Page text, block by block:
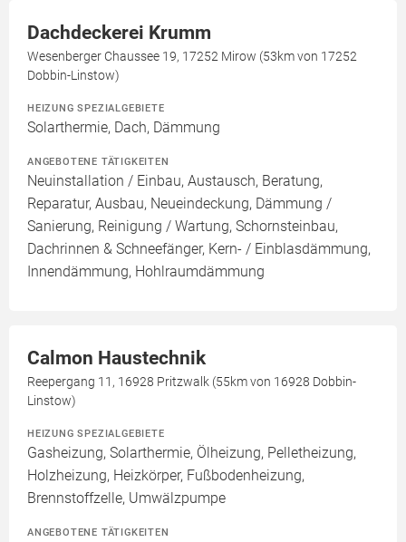
Dachdeckerei Krumm
Wesenberger Chaussee 19, 17252 Mirow (53km von 17252
Dobbin-Linstow)
HEIZUNG SPEZIALGEBIETE
Solarthermie, Dach, Dämmung
ANGEBOTENE TÄTIGKEITEN
Neuinstallation / Einbau, Austausch, Beratung,
Reparatur, Ausbau, Neueindeckung, Dämmung /
Sanierung, Reinigung / Wartung, Schornsteinbau,
Dachrinnen & Schneefänger, Kern- / Einblasdämmung,
Innendämmung, Hohlraumdämmung
Calmon Haustechnik
Reepergang 11, 16928 Pritzwalk (55km von 16928 Dobbin-
Linstow)
HEIZUNG SPEZIALGEBIETE
Gasheizung, Solarthermie, Ölheizung, Pelletheizung,
Holzheizung, Heizkörper, Fußbodenheizung,
Brennstoffzelle, Umwälzpumpe
ANGEBOTENE TÄTIGKEITEN